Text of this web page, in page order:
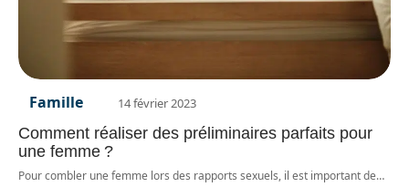
Famille 14 février 2023
Comment réaliser des préliminaires parfaits pour
une femme ?
Pour combler une femme lors des rapports sexuels, il est important de…